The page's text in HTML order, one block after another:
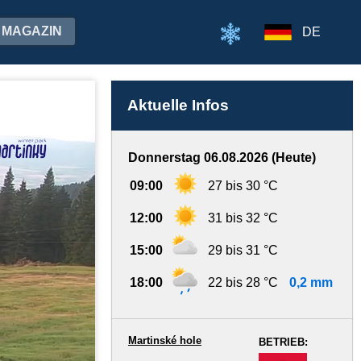
MAGAZIN DE
Aktuelle Infos
Donnerstag 06.08.2026 (Heute)
09:00 27 bis 30 °C
12:00 31 bis 32 °C
15:00 29 bis 31 °C
18:00 22 bis 28 °C 0,2 mm
BETRIEB:
Martinské hole